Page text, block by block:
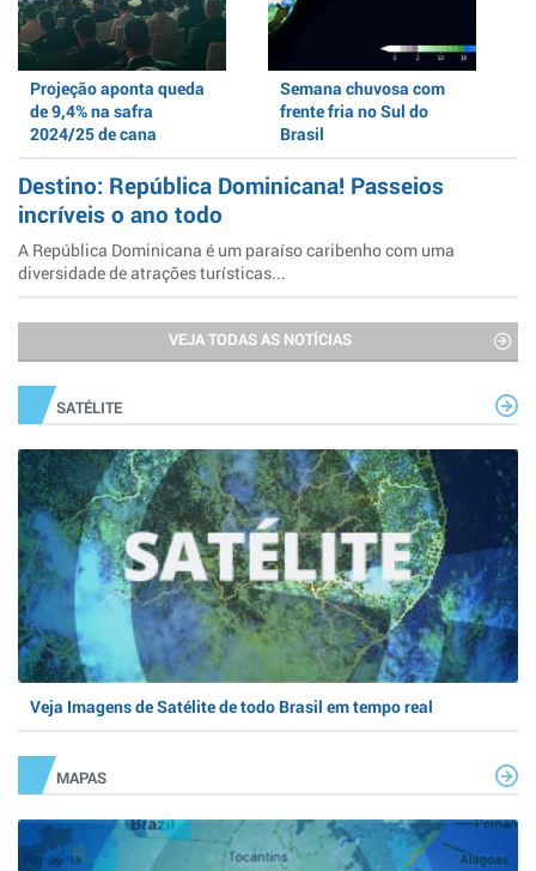
Projeção aponta queda
de 9,4% na safra
2024/25 de cana
Semana chuvosa com
frente fria no Sul do
Brasil
Destino: República Dominicana! Passeios
incríveis o ano todo
A República Dominicana é um paraíso caribenho com uma
diversidade de atrações turísticas...
VEJA TODAS AS NOTÍCIAS
SATÉLITE
Veja Imagens de Satélite de todo Brasil em tempo real
MAPAS